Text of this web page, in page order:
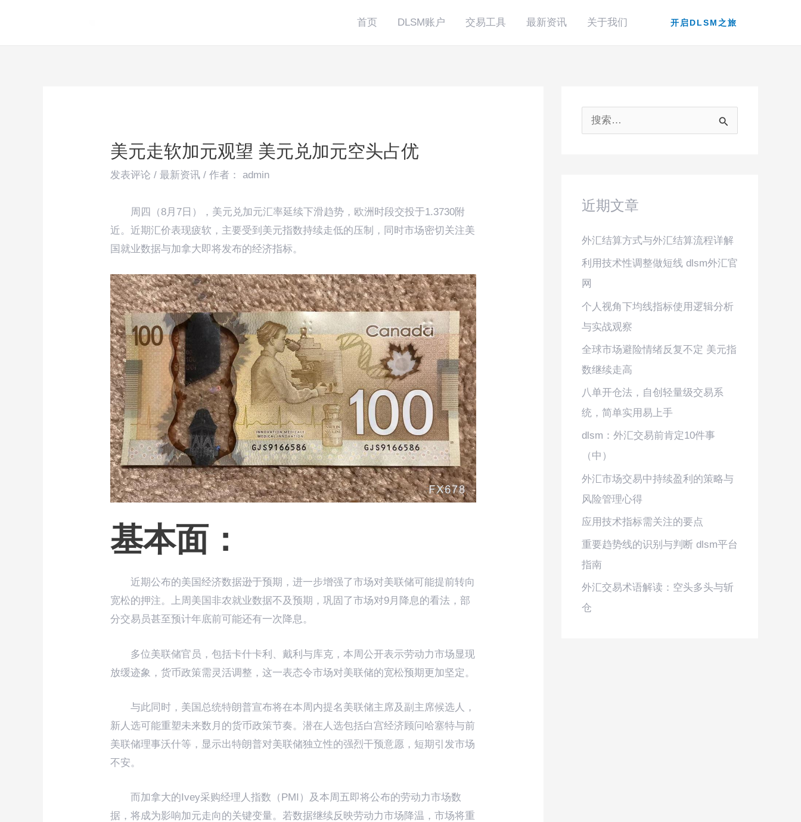
首页 DLSM账户 交易工具 最新资讯 关于我们 开启DLSM之旅
美元走软加元观望 美元兑加元空头占优
发表评论 /最新资讯 / 作者： admin
周四（8月7日），美元兑加元汇率延续下滑趋势，欧洲时段交投于1.3730附
近。近期汇价表现疲软，主要受到美元指数持续走低的压制，同时市场密切关注美
国就业数据与加拿大即将发布的经济指标。
基本面：
近期公布的美国经济数据逊于预期，进一步增强了市场对美联储可能提前转向
宽松的押注。上周美国非农就业数据不及预期，巩固了市场对9月降息的看法，部
分交易员甚至预计年底前可能还有一次降息。
多位美联储官员，包括卡什卡利、戴利与库克，本周公开表示劳动力市场显现
放缓迹象，货币政策需灵活调整，这一表态令市场对美联储的宽松预期更加坚定。
与此同时，美国总统特朗普宣布将在本周内提名美联储主席及副主席候选人，
新人选可能重塑未来数月的货币政策节奏。潜在人选包括白宫经济顾问哈塞特与前
美联储理事沃什等，显示出特朗普对美联储独立性的强烈干预意愿，短期引发市场
不安。
而加拿大的Ivey采购经理人指数（PMI）及本周五即将公布的劳动力市场数
据，将成为影响加元走向的关键变量。若数据继续反映劳动力市场降温，市场将重
近期文章
外汇结算方式与外汇结算流程详解
利用技术性调整做短线 dlsm外汇官
网
个人视角下均线指标使用逻辑分析
与实战观察
全球市场避险情绪反复不定 美元指
数继续走高
八单开仓法，自创轻量级交易系
统，简单实用易上手
dlsm：外汇交易前肯定10件事
（中）
外汇市场交易中持续盈利的策略与
风险管理心得
应用技术指标需关注的要点
重要趋势线的识别与判断 dlsm平台
指南
外汇交易术语解读：空头多头与斩
仓